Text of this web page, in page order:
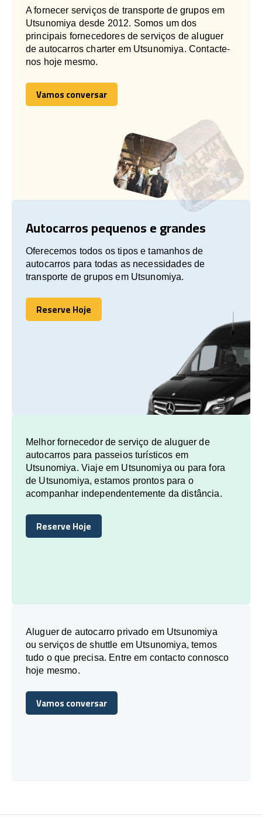
A fornecer serviços de transporte de grupos em
Utsunomiya desde 2012. Somos um dos
principais fornecedores de serviços de aluguer
de autocarros charter em Utsunomiya. Contacte-
nos hoje mesmo.
Vamos conversar
Vamos conversar
Autocarros pequenos e grandes
Oferecemos todos os tipos e tamanhos de
autocarros para todas as necessidades de
transporte de grupos em Utsunomiya.
Reserve Hoje
Reserve Hoje
Melhor fornecedor de serviço de aluguer de
autocarros para passeios turísticos em
Utsunomiya. Viaje em Utsunomiya ou para fora
de Utsunomiya, estamos prontos para o
acompanhar independentemente da distância.
Reserve Hoje
Reserve Hoje
Aluguer de autocarro privado em Utsunomiya
ou serviços de shuttle em Utsunomiya, temos
tudo o que precisa. Entre em contacto connosco
hoje mesmo.
Vamos conversar
Vamos conversar